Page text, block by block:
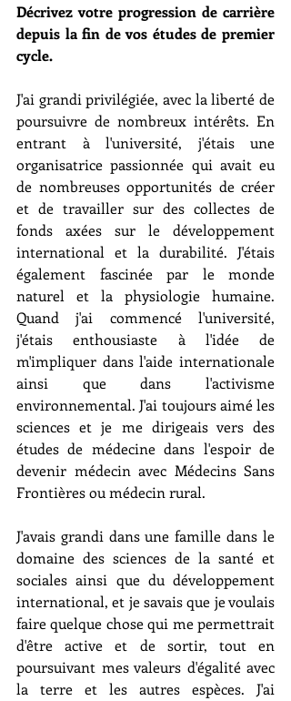
Décrivez votre progression de carrière
depuis la fin de vos études de premier
cycle.
J'ai grandi privilégiée, avec la liberté de
poursuivre de nombreux intérêts. En
entrant à l'université, j'étais une
organisatrice passionnée qui avait eu
de nombreuses opportunités de créer
et de travailler sur des collectes de
fonds axées sur le développement
international et la durabilité. J'étais
également fascinée par le monde
naturel et la physiologie humaine.
Quand j'ai commencé l'université,
j'étais enthousiaste à l'idée de
m'impliquer dans l'aide internationale
ainsi que dans l'activisme
environnemental. J'ai toujours aimé les
sciences et je me dirigeais vers des
études de médecine dans l'espoir de
devenir médecin avec Médecins Sans
Frontières ou médecin rural.
J'avais grandi dans une famille dans le
domaine des sciences de la santé et
sociales ainsi que du développement
international, et je savais que je voulais
faire quelque chose qui me permettrait
d'être active et de sortir, tout en
poursuivant mes valeurs d'égalité avec
la terre et les autres espèces. J'ai